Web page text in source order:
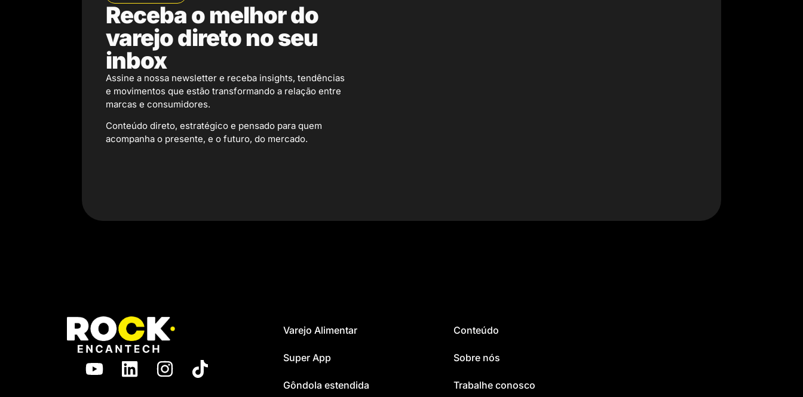
Receba o melhor do
varejo direto no seu
inbox
Assine a nossa newsletter e receba insights, tendências
e movimentos que estão transformando a relação entre
marcas e consumidores.
Conteúdo direto, estratégico e pensado para quem
acompanha o presente, e o futuro, do mercado.
Varejo Alimentar
Super App
Gôndola estendida
Conteúdo
Sobre nós
Trabalhe conosco